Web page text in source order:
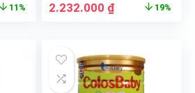
11% 2.232.000 ₫ 19%